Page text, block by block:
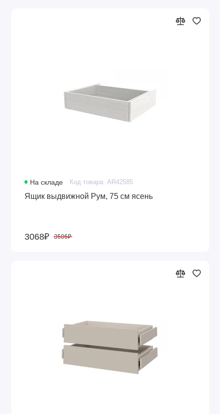
На складе Код товара: AR42585
Ящик выдвижной Рум, 75 см ясень
3068₽ 3506₽